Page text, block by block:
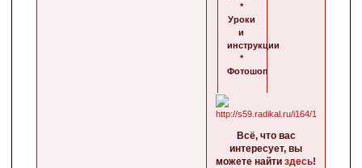
*
Уроки
и
инструкции
*
Фотошоп
Всё, что вас
интересует, вы
можете найти здесь!